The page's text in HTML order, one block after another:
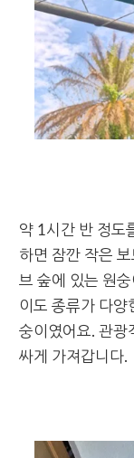
약 1시간 반 정도
하면 잠깐 작은
브 숲에 있는 원
이도 종류가 다양
숭이였어요. 관광
싸게 가져갑니다.